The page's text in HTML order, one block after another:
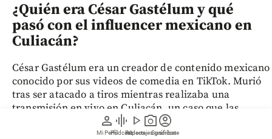
person
Mi Perfil
graphic_eq
Pódcast
play_arrow
Videos
photo_camera
Reportajes gráficos
account_circle
Suscríbete
¿Quién era César Gastélum y qué
pasó con el influencer mexicano en
Culiacán?
César Gastélum era un creador de contenido mexicano
conocido por sus videos de comedia en TikTok. Murió
tras ser atacado a tiros mientras realizaba una
transmisión en vivo en Culiacán, un caso que las
autoridades investigan como una agresión directa.